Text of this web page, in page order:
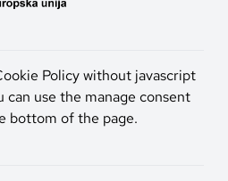
Policy without javascript
can use the manage consent
bottom of the page.